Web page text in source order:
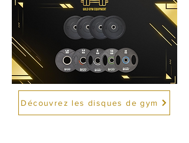
Découvrez les disques de gym